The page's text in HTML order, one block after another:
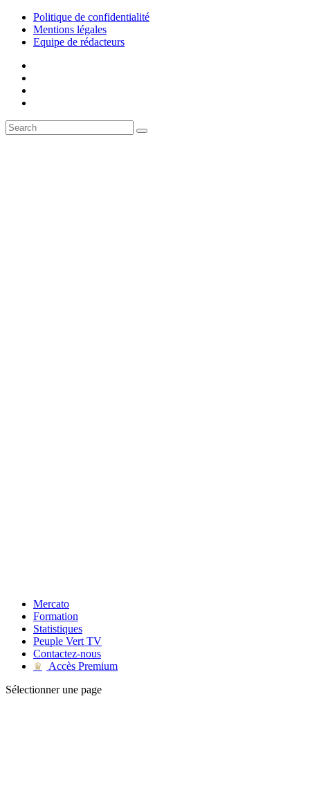
Politique de confidentialité
Mentions légales
Equipe de rédacteurs
Mercato
Formation
Statistiques
Peuple Vert TV
Contactez-nous
♛
Accès Premium
Sélectionner une page